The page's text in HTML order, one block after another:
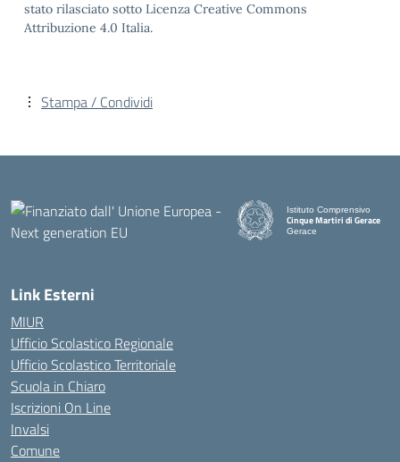
stato rilasciato sotto Licenza Creative Commons
Attribuzione 4.0 Italia.
Stampa / Condividi
Istituto Comprensivo
Cinque Martiri di Gerace
Gerace
Link Esterni
MIUR
Ufficio Scolastico Regionale
Ufficio Scolastico Territoriale
Scuola in Chiaro
Iscrizioni On Line
Invalsi
Comune